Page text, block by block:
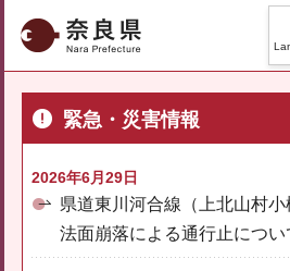
奈良県
緊急・災害情報
2026年6月29日
県道東川河合線（上北山村
法面崩落による通行止につい